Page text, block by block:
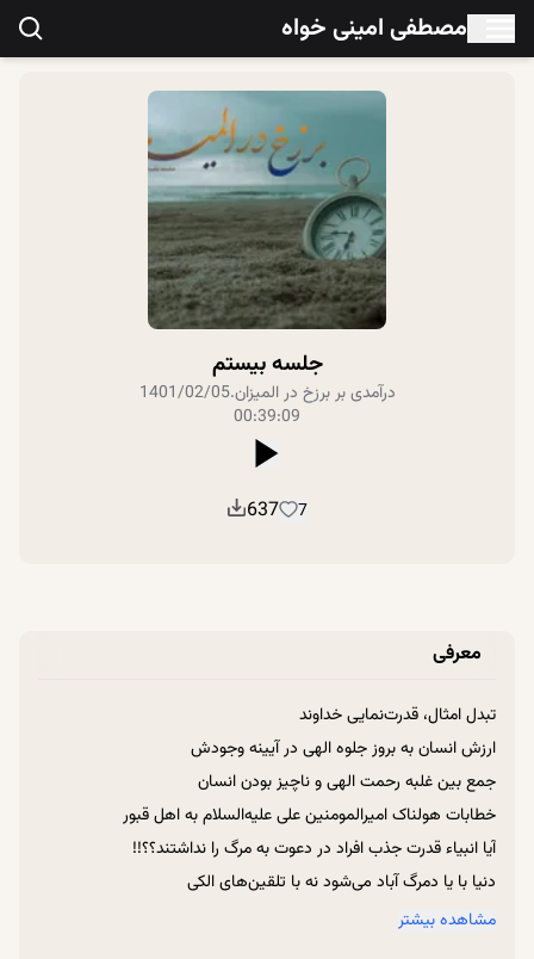
مصطفی امینی خواه
جلسه بیستم
درآمدی بر برزخ در المیزان.
1401/02/05
00:39:09
7
637
معرفی
تبدل امثال، قدرت‌نمایی خداوند
ارزش انسان به بروز جلوه الهی در آیینه وجودش
جمع بین غلبه رحمت الهی و ناچیز بودن انسان
خطابات هولناک امیرالمومنین علی علیه‌السلام به اهل قبور
آیا انبیاء قدرت جذب افراد در دعوت به مرگ را نداشتند؟؟!!
دنیا با یا دمرگ آباد می‌شود نه با تلقین‌های الکی
اهل هوای نفس، مرگ را برنمی‌تابند!!
مشاهده بیشتر